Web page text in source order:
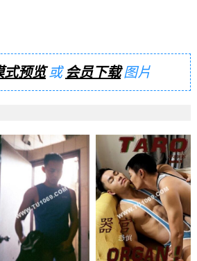
预览或会员下载图片